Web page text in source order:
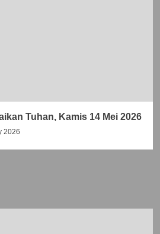
Tuhan, Kamis 14 Mei 2026
2026